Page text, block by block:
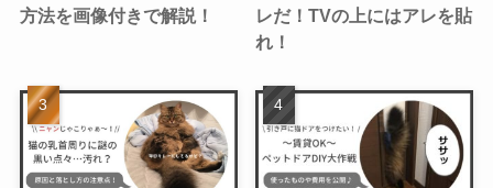
方法を画像付きで解説！
レだ！TVの上にはアレを貼
れ！